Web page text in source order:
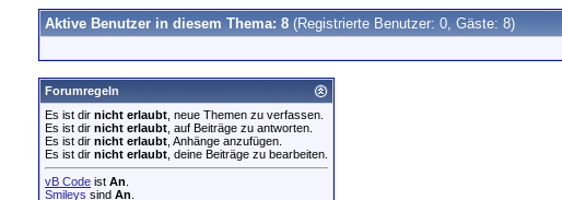
Aktive Benutzer in diesem Thema: 8 (Registrierte Benutzer: 0, Gäste: 8)
Forumregeln
Es ist dir nicht erlaubt , neue Themen zu verfassen.
Es ist dir nicht erlaubt , auf Beiträge zu antworten.
Es ist dir nicht erlaubt , Anhänge anzufügen.
Es ist dir nicht erlaubt , deine Beiträge zu bearbeiten.
vB Code ist An
Smileys sind An